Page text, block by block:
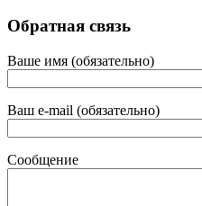
Обратная связь
Ваше имя (обязательно)
Ваш e-mail (обязательно)
Сообщение